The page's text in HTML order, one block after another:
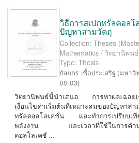
วิธีการสเปกทรัลคอล
ปัญหาสามวัตถุ
Collection: Theses
Mathematics / วิทยานิพ
Type: Thesis
กัลยกร เชื้อประเสริฐ (มหาวิ
08-03)
วิทยานิพนธ์นี้นำเสนอ การหาผลเฉลยเ
เงื่อนไขค่าเริ่มต้นที่เหมาะสมของปัญหาส
ทรัลคอลโลเคชั่น และทำการเปรียบเที
พลังงาน และเวลาที่ใช้ในการคำนว
คอลโลเคชั ...